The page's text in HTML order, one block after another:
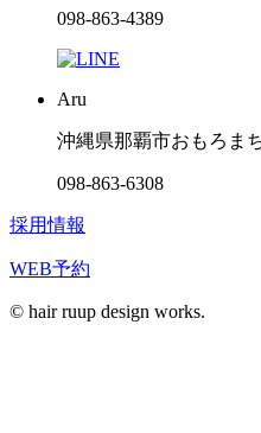
098-863-4389
Aru
沖縄県那覇市おもろま
098-863-6308
採用情報
WEB予約
© hair ruup design works.